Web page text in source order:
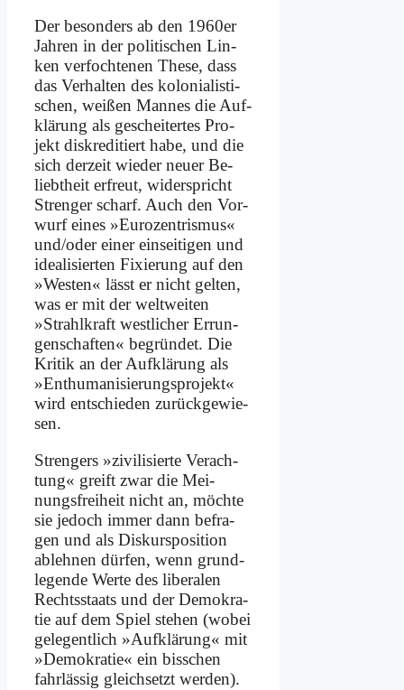
Der be­son­ders ab den 1960er
Jah­ren in der po­li­ti­schen Lin­
ken ver­foch­te­nen The­se, dass
das Ver­hal­ten des ko­lo­nia­li­sti­
schen, wei­ßen Man­nes die Auf­
klä­rung als ge­schei­ter­tes Pro­
jekt dis­kre­di­tiert ha­be, und die
sich der­zeit wie­der neu­er Be­
liebt­heit er­freut, wi­der­spricht
Stren­ger scharf. Auch den Vor­
wurf ei­nes »Eu­ro­zen­tris­mus«
und/oder ei­ner ein­sei­ti­gen und
idea­li­sier­ten Fi­xie­rung auf den
»We­sten« lässt er nicht gel­ten,
was er mit der welt­wei­ten
»Strahl­kraft west­li­cher Er­run­
gen­schaf­ten« be­grün­det. Die
Kri­tik an der Auf­klä­rung als
»Ent­hu­ma­ni­sie­rungs­pro­jekt«
wird ent­schie­den zu­rück­ge­wie­
sen.
Stren­gers »zi­vi­li­sier­te Ver­ach­
tung« greift zwar die Mei­
nungs­frei­heit nicht an, möch­te
sie je­doch im­mer dann be­fra­
gen und als Dis­kurs­po­si­ti­on
ab­leh­nen dür­fen, wenn grund­
le­gen­de Wer­te des li­be­ra­len
Rechts­staats und der De­mo­kra­
tie auf dem Spiel ste­hen (wo­bei
ge­le­gent­lich »Auf­klä­rung« mit
»De­mo­kra­tie« ein biss­chen
fahr­läs­sig gleich­setzt wer­den).